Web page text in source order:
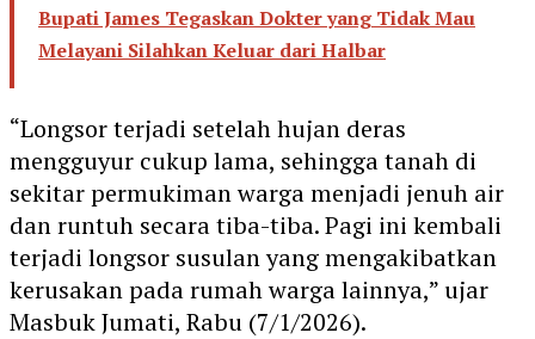
Bupati James Tegaskan Dokter yang Tidak Mau
Melayani Silahkan Keluar dari Halbar
“Longsor terjadi setelah hujan deras
mengguyur cukup lama, sehingga tanah di
sekitar permukiman warga menjadi jenuh air
dan runtuh secara tiba-tiba. Pagi ini kembali
terjadi longsor susulan yang mengakibatkan
kerusakan pada rumah warga lainnya,” ujar
Masbuk Jumati, Rabu (7/1/2026).